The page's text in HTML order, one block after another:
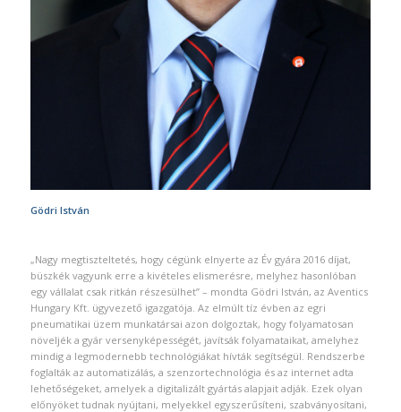
Gödri István
„Nagy megtiszteltetés, hogy cégünk elnyerte az Év gyára 2016 díjat,
büszkék vagyunk erre a kivételes elismerésre, melyhez hasonlóban
egy vállalat csak ritkán részesülhet” – mondta Gödri István, az Aventics
Hungary Kft. ügyvezető igazgatója. Az elmúlt tíz évben az egri
pneumatikai üzem munkatársai azon dolgoztak, hogy folyamatosan
növeljék a gyár versenyképességét, javítsák folyamataikat, amelyhez
mindig a legmodernebb technológiákat hívták segítségül. Rendszerbe
foglalták az automatizálás, a szenzortechnológia és az internet adta
lehetőségeket, amelyek a digitalizált gyártás alapjait adják. Ezek olyan
előnyöket tudnak nyújtani, melyekkel egyszerűsíteni, szabványosítani,